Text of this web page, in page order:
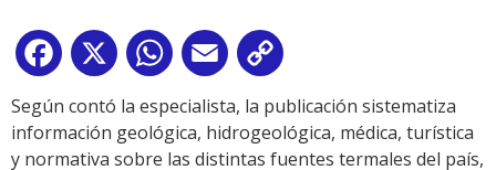
Facebook
X WhatsApp
Email
Link
Según contó la especialista, la publicación sistematiza
información geológica, hidrogeológica, médica, turística
y normativa sobre las distintas fuentes termales del país,